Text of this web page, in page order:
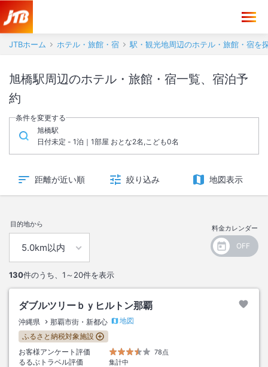
JTBホーム ホテル・旅館・宿 駅・観光地周辺のホテル・旅館・宿を
旭橋駅周辺のホテル・旅館・宿一覧、宿泊予
約
条件を変更する
旭橋駅
日付未定 - 1泊｜1部屋 おとな2名,こども0名
距離が近い順 絞り込み 地図表示
目的地から 料金カレンダー
130件のうち、 1～20件を表示
ダブルツリーｂｙヒルトン那覇
沖縄県 那覇市街・新都心
地図
ふるさと納税対象施設
お客様アンケート評価
78点
るるぶトラベル評価
集計中